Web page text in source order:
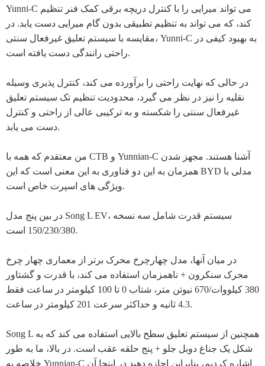
Yunni-C می تواند میرایی را با کنترل دریچه برقی کمک فنر تنظیم
کند، که می تواند به تنظیم تطبیقی ​​بدون گام میرایی دست یابد. در
مقایسه با سیستم تعلیق غیرفعال سنتی، Yunni-C به بهبود کیفی در
راحتی رانندگی دست یافته است.
در حالی که نهایت راحتی را برآورده می کند، کنترل پذیری وسیله
نقلیه را نیز در نظر می گیرد، محدودیت تنظیم تک سیستم تعلیق
غیرفعال سنتی را شکسته و به ترکیبی عالی از راحتی و کنترل
دست می یابد.
من معتقدم که همه با CTB و Yunnian-C آشنا هستند. مجهز شدن
همزمان به این دو فناوری به این معنی است که این BYD مدلی با
ویژگی های اسپرت خاص است.
در بین پنج مدل Song L EV، سیستم قدرت شامل سه نسخه
150/230/380 است.
در میان آنها، مدل چهارچرخ محرک برتر از معماری چهار چرخ
محرک سنکرون + ناهمزمان استفاده می کند، با قدرت و گشتاور
380 کیلووات/670 نیوتن متر، شتاب 0 تا 100 کیلومتر در ساعت فقط
4.3 ثانیه و حداکثر سرعت 201 کیلومتر در ساعت.
Song L همچنین از سیستم تعلیق سطح بالایی استفاده می کند که به
شکل یک جناغ دوبل جلو + پنج حلقه عقب است. در بالا، ما به طور
خلاصه به Yunnian-C اشاره کردیم، بنابراین اجازه دهید در اینجا آن